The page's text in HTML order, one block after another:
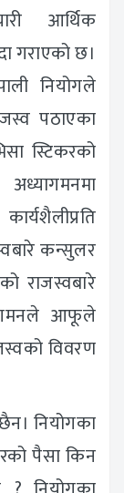
आर्थिक
गराएको छ।
नियोगले
पठाएका
स्टिकरको
कन्सुलर
राजस्वबारे
आफूले
विवरण
नियोगका
पैसा किन